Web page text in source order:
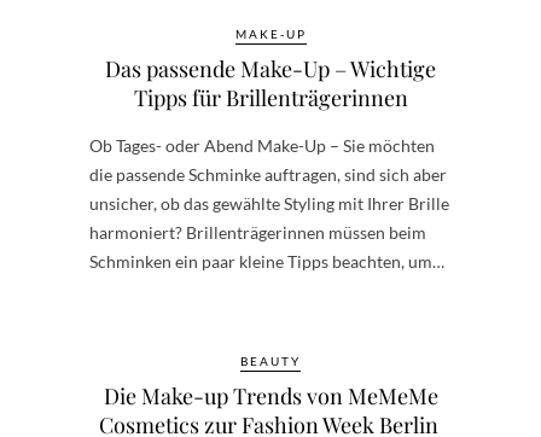
MAKE-UP
Das passende Make-Up – Wichtige
Tipps für Brillenträgerinnen
Ob Tages- oder Abend Make-Up – Sie möchten
die passende Schminke auftragen, sind sich aber
unsicher, ob das gewählte Styling mit Ihrer Brille
harmoniert? Brillenträgerinnen müssen beim
Schminken ein paar kleine Tipps beachten, um…
BEAUTY
Die Make-up Trends von MeMeMe
Cosmetics zur Fashion Week Berlin